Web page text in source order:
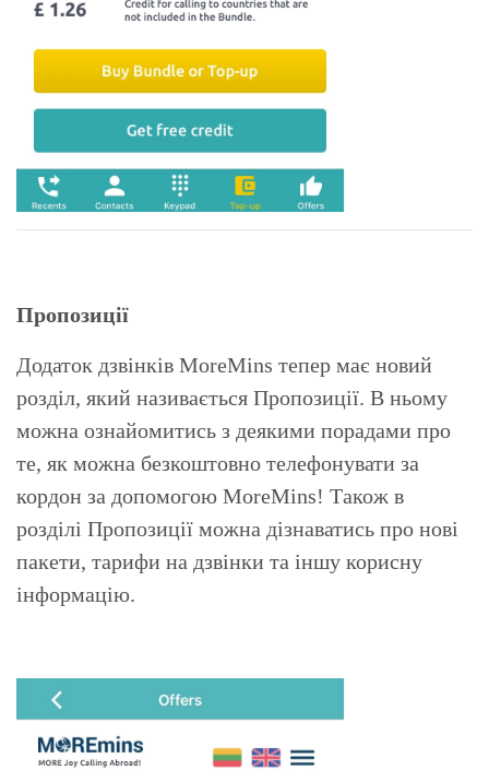
Пропозиції
Додаток дзвінків MoreMins тепер має новий
розділ, який називається Пропозиції. В ньому
можна ознайомитись з деякими порадами про
те, як можна безкоштовно телефонувати за
кордон за допомогою MoreMins! Також в
розділі Пропозиції можна дізнаватись про нові
пакети, тарифи на дзвінки та іншу корисну
інформацію.